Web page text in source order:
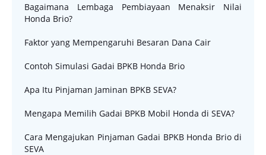
Bagaimana Lembaga Pembiayaan Menaksir Nilai
Honda Brio?
Faktor yang Mempengaruhi Besaran Dana Cair
Contoh Simulasi Gadai BPKB Honda Brio
Apa Itu Pinjaman Jaminan BPKB SEVA?
Mengapa Memilih Gadai BPKB Mobil Honda di SEVA?
Cara Mengajukan Pinjaman Gadai BPKB Honda Brio di
SEVA